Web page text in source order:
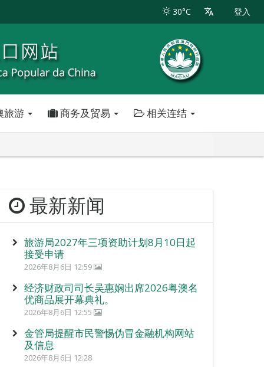
30°C 登入
旅游 商务及贸易 相关连结
最新新闻
旅游局2027年三项资助计划8月10日起
接受申请
2026年8月6日 12:59
经济财政司司长吴惠娴出席2026粤澳名
优商品展开幕典礼。
2026年8月6日 12:55
金管局提醒市民警惕伪冒金融机构网站
及信息
2026年8月6日 12:28